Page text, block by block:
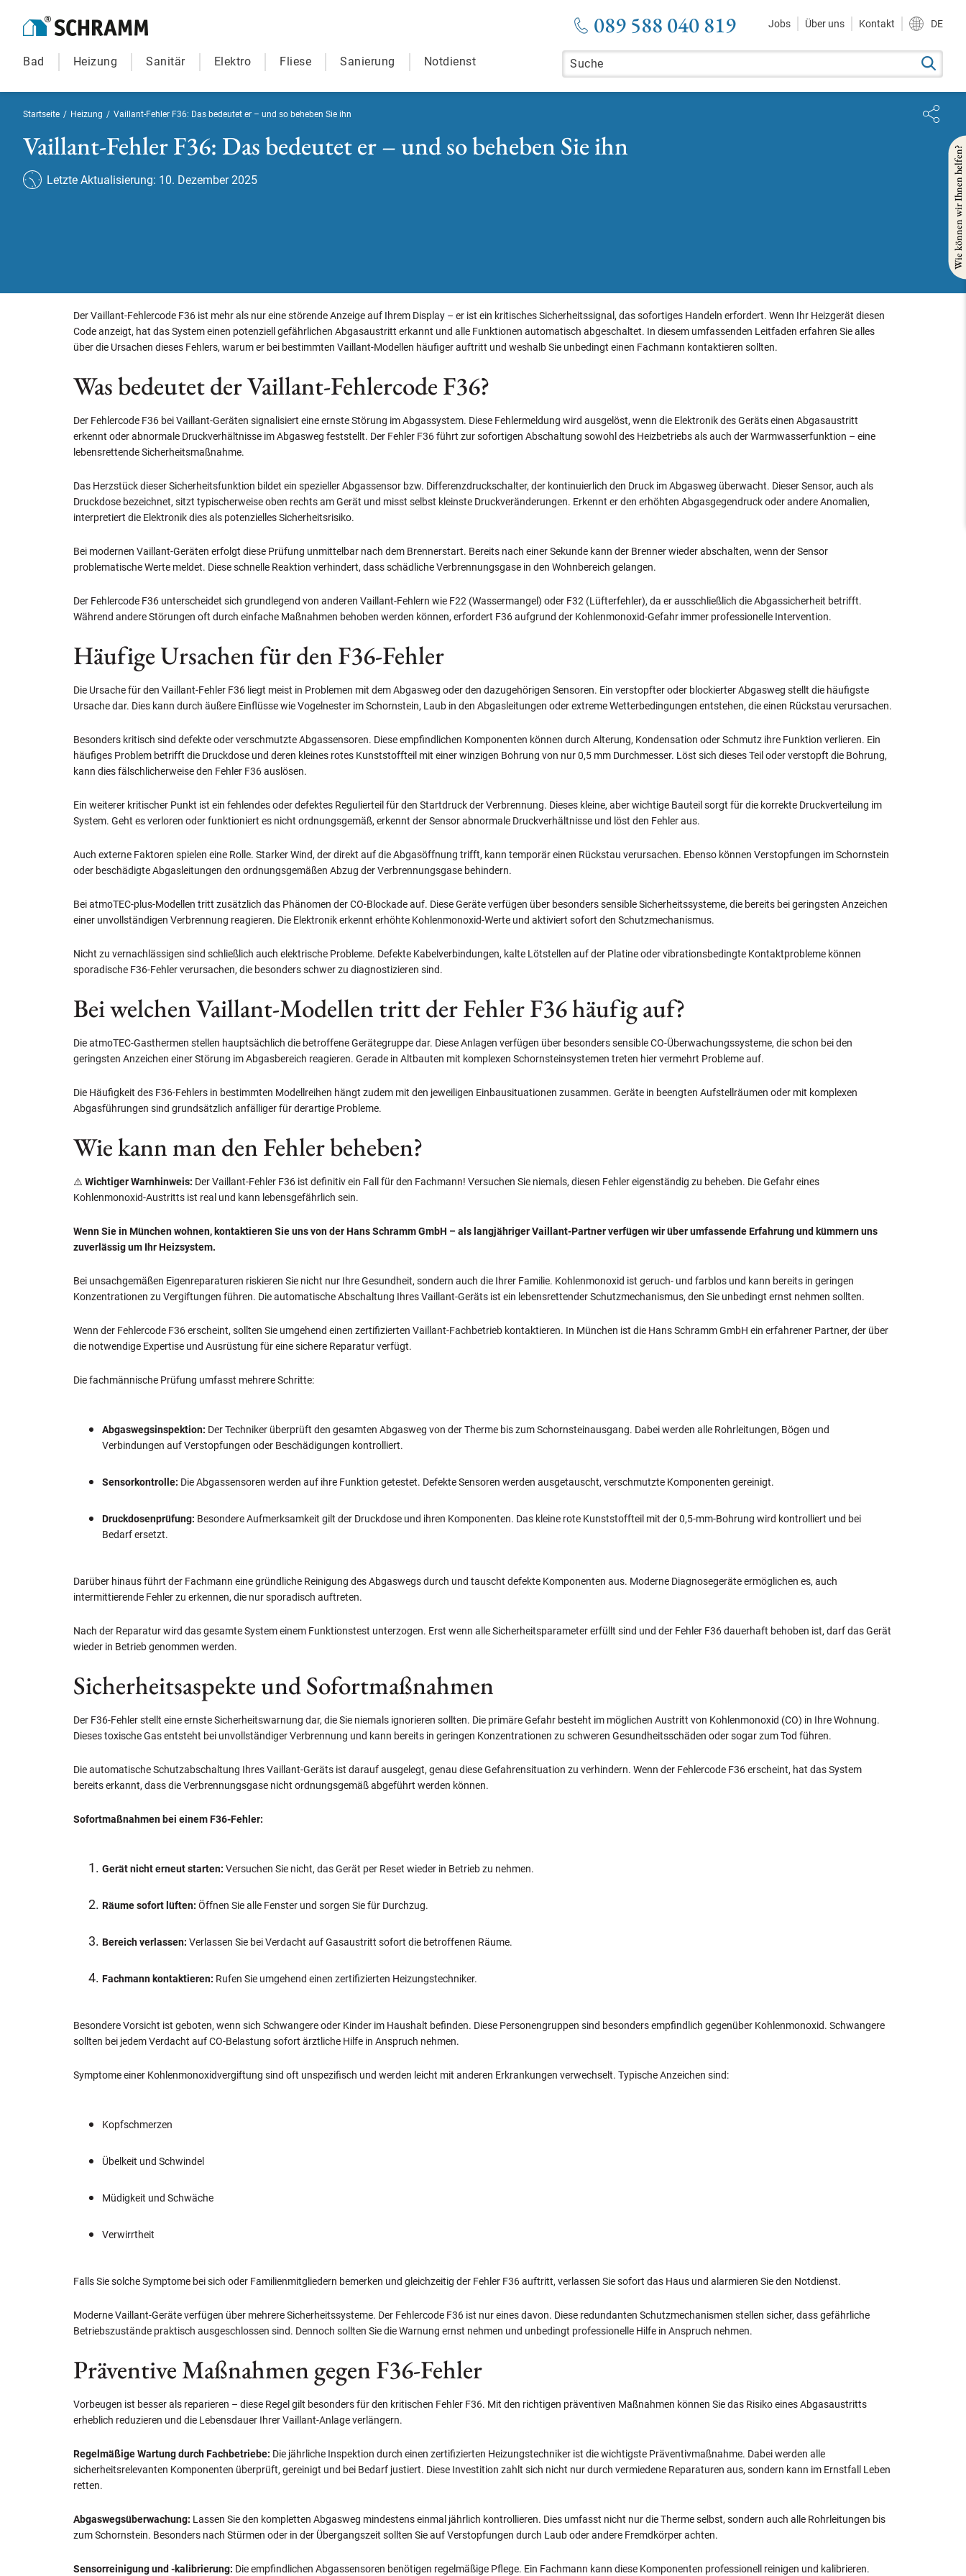
089 588 040 819 Jobs Über uns Kontakt DE
Bad Heizung Sanitär Elektro Fliese Sanierung Notdienst
Startseite / Heizung / Vaillant-Fehler F36: Das bedeutet er – und so beheben Sie ihn
Vaillant-Fehler F36: Das bedeutet er – und so beheben Sie ihn
Letzte Aktualisierung: 10. Dezember 2025
Der Vaillant-Fehlercode F36 ist mehr als nur eine störende Anzeige auf Ihrem Display – er ist ein kritisches Sicherheitssignal, das sofortiges Handeln erfordert. Wenn Ihr Heizgerät diesen
Code anzeigt, hat das System einen potenziell gefährlichen Abgasaustritt erkannt und alle Funktionen automatisch abgeschaltet. In diesem umfassenden Leitfaden erfahren Sie alles
über die Ursachen dieses Fehlers, warum er bei bestimmten Vaillant-Modellen häufiger auftritt und weshalb Sie unbedingt einen Fachmann kontaktieren sollten.
Was bedeutet der Vaillant-Fehlercode F36?
Der Fehlercode F36 bei Vaillant-Geräten signalisiert eine ernste Störung im Abgassystem. Diese Fehlermeldung wird ausgelöst, wenn die Elektronik des Geräts einen Abgasaustritt
erkennt oder abnormale Druckverhältnisse im Abgasweg feststellt. Der Fehler F36 führt zur sofortigen Abschaltung sowohl des Heizbetriebs als auch der Warmwasserfunktion – eine
lebensrettende Sicherheitsmaßnahme.
Das Herzstück dieser Sicherheitsfunktion bildet ein spezieller Abgassensor bzw. Differenzdruckschalter, der kontinuierlich den Druck im Abgasweg überwacht. Dieser Sensor, auch als
Druckdose bezeichnet, sitzt typischerweise oben rechts am Gerät und misst selbst kleinste Druckveränderungen. Erkennt er den erhöhten Abgasgegendruck oder andere Anomalien,
interpretiert die Elektronik dies als potenzielles Sicherheitsrisiko.
Bei modernen Vaillant-Geräten erfolgt diese Prüfung unmittelbar nach dem Brennerstart. Bereits nach einer Sekunde kann der Brenner wieder abschalten, wenn der Sensor
problematische Werte meldet. Diese schnelle Reaktion verhindert, dass schädliche Verbrennungsgase in den Wohnbereich gelangen.
Der Fehlercode F36 unterscheidet sich grundlegend von anderen Vaillant-Fehlern wie F22 (Wassermangel) oder F32 (Lüfterfehler), da er ausschließlich die Abgassicherheit betrifft.
Während andere Störungen oft durch einfache Maßnahmen behoben werden können, erfordert F36 aufgrund der Kohlenmonoxid-Gefahr immer professionelle Intervention.
Häufige Ursachen für den F36-Fehler
Die Ursache für den Vaillant-Fehler F36 liegt meist in Problemen mit dem Abgasweg oder den dazugehörigen Sensoren. Ein verstopfter oder blockierter Abgasweg stellt die häufigste
Ursache dar. Dies kann durch äußere Einflüsse wie Vogelnester im Schornstein, Laub in den Abgasleitungen oder extreme Wetterbedingungen entstehen, die einen Rückstau verursachen.
Besonders kritisch sind defekte oder verschmutzte Abgassensoren. Diese empfindlichen Komponenten können durch Alterung, Kondensation oder Schmutz ihre Funktion verlieren. Ein
häufiges Problem betrifft die Druckdose und deren kleines rotes Kunststoffteil mit einer winzigen Bohrung von nur 0,5 mm Durchmesser. Löst sich dieses Teil oder verstopft die Bohrung,
kann dies fälschlicherweise den Fehler F36 auslösen.
Ein weiterer kritischer Punkt ist ein fehlendes oder defektes Regulierteil für den Startdruck der Verbrennung. Dieses kleine, aber wichtige Bauteil sorgt für die korrekte Druckverteilung im
System. Geht es verloren oder funktioniert es nicht ordnungsgemäß, erkennt der Sensor abnormale Druckverhältnisse und löst den Fehler aus.
Auch externe Faktoren spielen eine Rolle. Starker Wind, der direkt auf die Abgasöffnung trifft, kann temporär einen Rückstau verursachen. Ebenso können Verstopfungen im Schornstein
oder beschädigte Abgasleitungen den ordnungsgemäßen Abzug der Verbrennungsgase behindern.
Bei atmoTEC-plus-Modellen tritt zusätzlich das Phänomen der CO-Blockade auf. Diese Geräte verfügen über besonders sensible Sicherheitssysteme, die bereits bei geringsten Anzeichen
einer unvollständigen Verbrennung reagieren. Die Elektronik erkennt erhöhte Kohlenmonoxid-Werte und aktiviert sofort den Schutzmechanismus.
Nicht zu vernachlässigen sind schließlich auch elektrische Probleme. Defekte Kabelverbindungen, kalte Lötstellen auf der Platine oder vibrationsbedingte Kontaktprobleme können
sporadische F36-Fehler verursachen, die besonders schwer zu diagnostizieren sind.
Bei welchen Vaillant-Modellen tritt der Fehler F36 häufig auf?
Die atmoTEC-Gasthermen stellen hauptsächlich die betroffene Gerätegruppe dar. Diese Anlagen verfügen über besonders sensible CO-Überwachungssysteme, die schon bei den
geringsten Anzeichen einer Störung im Abgasbereich reagieren. Gerade in Altbauten mit komplexen Schornsteinsystemen treten hier vermehrt Probleme auf.
Die Häufigkeit des F36-Fehlers in bestimmten Modellreihen hängt zudem mit den jeweiligen Einbausituationen zusammen. Geräte in beengten Aufstellräumen oder mit komplexen
Abgasführungen sind grundsätzlich anfälliger für derartige Probleme.
Wie kann man den Fehler beheben?
⚠️ Wichtiger Warnhinweis: Der Vaillant-Fehler F36 ist definitiv ein Fall für den Fachmann! Versuchen Sie niemals, diesen Fehler eigenständig zu beheben. Die Gefahr eines
Kohlenmonoxid-Austritts ist real und kann lebensgefährlich sein.
Wenn Sie in München wohnen, kontaktieren Sie uns von der Hans Schramm GmbH – als langjähriger Vaillant-Partner verfügen wir über umfassende Erfahrung und kümmern uns
zuverlässig um Ihr Heizsystem.
Bei unsachgemäßen Eigenreparaturen riskieren Sie nicht nur Ihre Gesundheit, sondern auch die Ihrer Familie. Kohlenmonoxid ist geruch- und farblos und kann bereits in geringen
Konzentrationen zu Vergiftungen führen. Die automatische Abschaltung Ihres Vaillant-Geräts ist ein lebensrettender Schutzmechanismus, den Sie unbedingt ernst nehmen sollten.
Wenn der Fehlercode F36 erscheint, sollten Sie umgehend einen zertifizierten Vaillant-Fachbetrieb kontaktieren. In München ist die Hans Schramm GmbH ein erfahrener Partner, der über
die notwendige Expertise und Ausrüstung für eine sichere Reparatur verfügt.
Die fachmännische Prüfung umfasst mehrere Schritte:
Abgaswegsinspektion: Der Techniker überprüft den gesamten Abgasweg von der Therme bis zum Schornsteinausgang. Dabei werden alle Rohrleitungen, Bögen und
Verbindungen auf Verstopfungen oder Beschädigungen kontrolliert.
Sensorkontrolle: Die Abgassensoren werden auf ihre Funktion getestet. Defekte Sensoren werden ausgetauscht, verschmutzte Komponenten gereinigt.
Druckdosenprüfung: Besondere Aufmerksamkeit gilt der Druckdose und ihren Komponenten. Das kleine rote Kunststoffteil mit der 0,5-mm-Bohrung wird kontrolliert und bei
Bedarf ersetzt.
Darüber hinaus führt der Fachmann eine gründliche Reinigung des Abgaswegs durch und tauscht defekte Komponenten aus. Moderne Diagnosegeräte ermöglichen es, auch
intermittierende Fehler zu erkennen, die nur sporadisch auftreten.
Nach der Reparatur wird das gesamte System einem Funktionstest unterzogen. Erst wenn alle Sicherheitsparameter erfüllt sind und der Fehler F36 dauerhaft behoben ist, darf das Gerät
wieder in Betrieb genommen werden.
Sicherheitsaspekte und Sofortmaßnahmen
Der F36-Fehler stellt eine ernste Sicherheitswarnung dar, die Sie niemals ignorieren sollten. Die primäre Gefahr besteht im möglichen Austritt von Kohlenmonoxid (CO) in Ihre Wohnung.
Dieses toxische Gas entsteht bei unvollständiger Verbrennung und kann bereits in geringen Konzentrationen zu schweren Gesundheitsschäden oder sogar zum Tod führen.
Die automatische Schutzabschaltung Ihres Vaillant-Geräts ist darauf ausgelegt, genau diese Gefahrensituation zu verhindern. Wenn der Fehlercode F36 erscheint, hat das System
bereits erkannt, dass die Verbrennungsgase nicht ordnungsgemäß abgeführt werden können.
Sofortmaßnahmen bei einem F36-Fehler:
Gerät nicht erneut starten: Versuchen Sie nicht, das Gerät per Reset wieder in Betrieb zu nehmen.
Räume sofort lüften: Öffnen Sie alle Fenster und sorgen Sie für Durchzug.
Bereich verlassen: Verlassen Sie bei Verdacht auf Gasaustritt sofort die betroffenen Räume.
Fachmann kontaktieren: Rufen Sie umgehend einen zertifizierten Heizungstechniker.
Besondere Vorsicht ist geboten, wenn sich Schwangere oder Kinder im Haushalt befinden. Diese Personengruppen sind besonders empfindlich gegenüber Kohlenmonoxid. Schwangere
sollten bei jedem Verdacht auf CO-Belastung sofort ärztliche Hilfe in Anspruch nehmen.
Symptome einer Kohlenmonoxidvergiftung sind oft unspezifisch und werden leicht mit anderen Erkrankungen verwechselt. Typische Anzeichen sind:
Kopfschmerzen
Übelkeit und Schwindel
Müdigkeit und Schwäche
Verwirrtheit
Falls Sie solche Symptome bei sich oder Familienmitgliedern bemerken und gleichzeitig der Fehler F36 auftritt, verlassen Sie sofort das Haus und alarmieren Sie den Notdienst.
Moderne Vaillant-Geräte verfügen über mehrere Sicherheitssysteme. Der Fehlercode F36 ist nur eines davon. Diese redundanten Schutzmechanismen stellen sicher, dass gefährliche
Betriebszustände praktisch ausgeschlossen sind. Dennoch sollten Sie die Warnung ernst nehmen und unbedingt professionelle Hilfe in Anspruch nehmen.
Präventive Maßnahmen gegen F36-Fehler
Vorbeugen ist besser als reparieren – diese Regel gilt besonders für den kritischen Fehler F36. Mit den richtigen präventiven Maßnahmen können Sie das Risiko eines Abgasaustritts
erheblich reduzieren und die Lebensdauer Ihrer Vaillant-Anlage verlängern.
Regelmäßige Wartung durch Fachbetriebe: Die jährliche Inspektion durch einen zertifizierten Heizungstechniker ist die wichtigste Präventivmaßnahme. Dabei werden alle
sicherheitsrelevanten Komponenten überprüft, gereinigt und bei Bedarf justiert. Diese Investition zahlt sich nicht nur durch vermiedene Reparaturen aus, sondern kann im Ernstfall Leben
retten.
Abgaswegsüberwachung: Lassen Sie den kompletten Abgasweg mindestens einmal jährlich kontrollieren. Dies umfasst nicht nur die Therme selbst, sondern auch alle Rohrleitungen bis
zum Schornstein. Besonders nach Stürmen oder in der Übergangszeit sollten Sie auf Verstopfungen durch Laub oder andere Fremdkörper achten.
Sensorreinigung und -kalibrierung: Die empfindlichen Abgassensoren benötigen regelmäßige Pflege. Ein Fachmann kann diese Komponenten professionell reinigen und kalibrieren.
Wie können wir Ihnen helfen?